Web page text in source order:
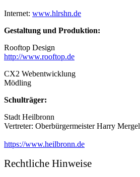
Internet: www.hlrshn.de
Gestaltung und Produktion:
Rooftop Design
http://www.rooftop.de
CX2 Webentwicklung
Mödling
Schulträger:
Stadt Heilbronn
Vertreter: Oberbürgermeister Harry Mergel
https://www.heilbronn.de
Rechtliche Hinweise